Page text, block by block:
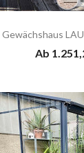
Gewächshaus
Ab